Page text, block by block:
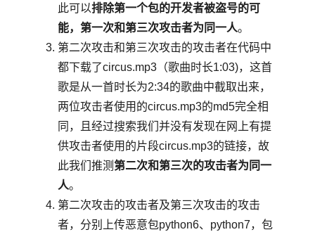
此可以排除第一个包的开发者被盗号的可
能，第一次和第三次攻击者为同一人。
第二次攻击和第三次攻击的攻击者在代码中
都下载了circus.mp3（歌曲时长1:03)，这首
歌是从一首时长为2:34的歌曲中截取出来，
两位攻击者使用的circus.mp3的md5完全相
同，且经过搜索我们并没有发现在网上有提
供攻击者使用的片段circus.mp3的链接，故
此我们推测第二次和第三次的攻击者为同一
人。
第二次攻击的攻击者及第三次攻击的攻击
者，分别上传恶意包python6、python7，包